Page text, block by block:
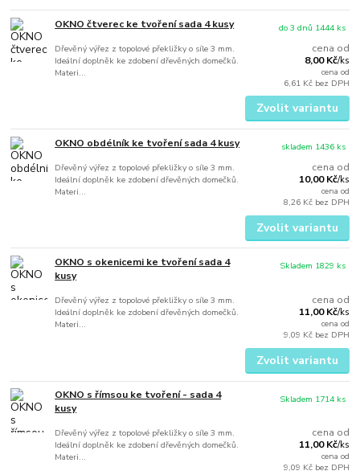
OKNO čtverec ke tvoření sada 4 kusy
Dřevěný výřez z topolové překližky o síle 3 mm.
Ideální doplněk ke zdobení dřevěných domečků.
Materi...
cena od
8,00 Kč/ks
cena od
6,61 Kč bez DPH
do 3 dnů 1444 ks
Zvolit variantu
OKNO obdélník ke tvoření sada 4 kusy
Dřevěný výřez z topolové překližky o síle 3 mm.
Ideální doplněk ke zdobení dřevěných domečků.
Materi...
cena od
10,00 Kč/ks
cena od
8,26 Kč bez DPH
skladem 1436 ks
Zvolit variantu
OKNO s okenicemi ke tvoření sada 4
kusy
Dřevěný výřez z topolové překližky o síle 3 mm.
Ideální doplněk ke zdobení dřevěných domečků.
Materi...
cena od
11,00 Kč/ks
cena od
9,09 Kč bez DPH
Skladem 1829 ks
Zvolit variantu
OKNO s římsou ke tvoření - sada 4
kusy
Dřevěný výřez z topolové překližky o síle 3 mm.
Ideální doplněk ke zdobení dřevěných domečků.
Materi...
cena od
11,00 Kč/ks
cena od
9,09 Kč bez DPH
Skladem 1714 ks